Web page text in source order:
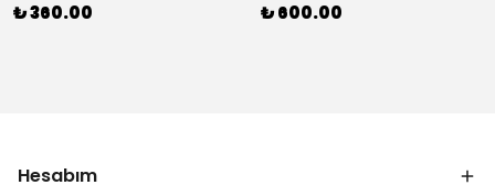
₺ 360.00 ₺ 600.00
Hesabım